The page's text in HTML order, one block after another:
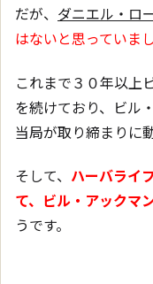
だが、 ダニエル・ロ
はないと思っていま
これまで３０年以上
を続けており、ビル
当局が取り締まりに
そして、 ハーバライ
て、ビル・アックマ
うです。